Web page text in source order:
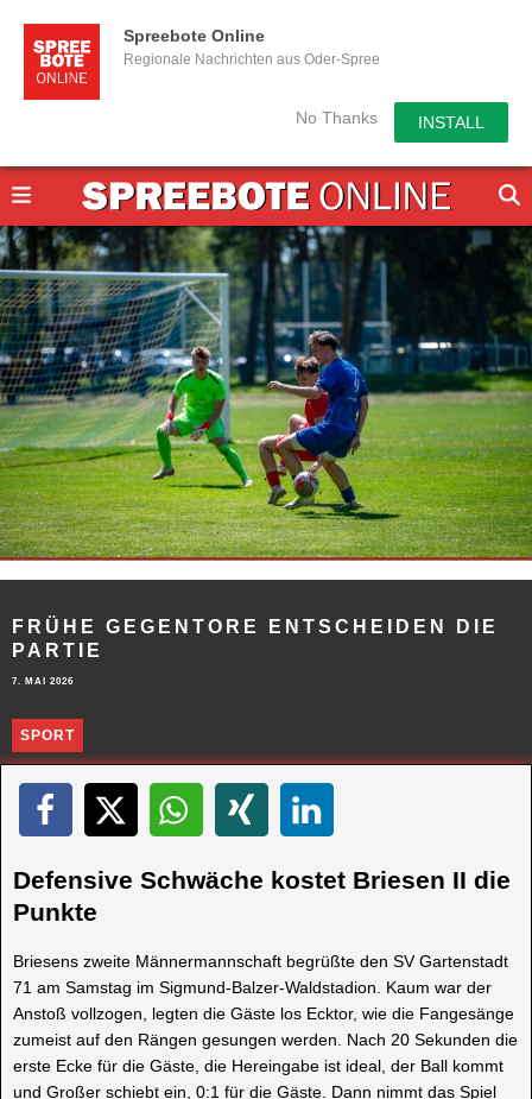
Spreebote Online
Regionale Nachrichten aus Oder-Spree
No Thanks INSTALL
FRÜHE GEGENTORE ENTSCHEIDEN DIE
PARTIE
7. MAI 2026
SPORT
Defensive Schwäche kostet Briesen II die
Punkte
Briesens zweite Männermannschaft begrüßte den SV Gartenstadt
71 am Samstag im Sigmund-Balzer-Waldstadion. Kaum war der
Anstoß vollzogen, legten die Gäste los Ecktor, wie die Fangesänge
zumeist auf den Rängen gesungen werden. Nach 20 Sekunden die
erste Ecke für die Gäste, die Hereingabe ist ideal, der Ball kommt
und Großer schiebt ein, 0:1 für die Gäste. Dann nimmt das Spiel